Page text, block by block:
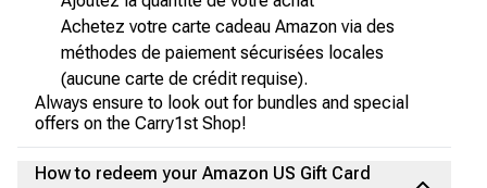
Achetez votre carte cadeau Amazon via des
méthodes de paiement sécurisées locales
(aucune carte de crédit requise).
Always ensure to look out for bundles and special
offers on the Carry1st Shop!
How to redeem your Amazon US Gift Card